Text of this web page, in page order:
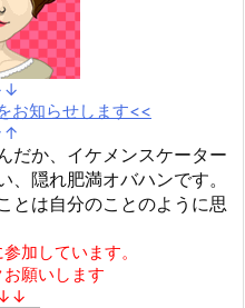
お知らせします<<
だか、イケメンスケーター
隠れ肥満オバハンです。
とは自分のことのように思
加しています。
願いします